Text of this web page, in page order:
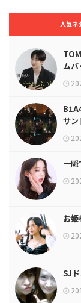
人気ネ
ム
絆の
サン
一
お
SJ